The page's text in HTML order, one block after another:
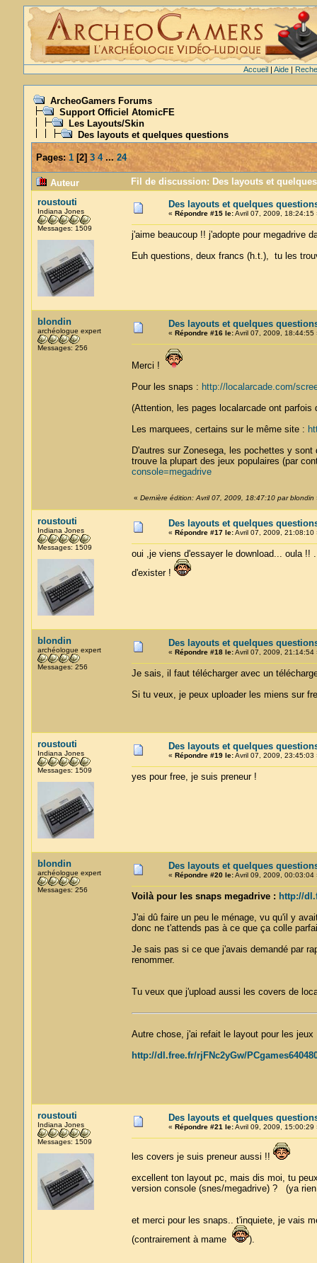
Accueil| Aide|
ArcheoGamers Forums
Support Officiel AtomicFE
Les Layouts/Skin
Des layouts et quelques questions
Pages: 1[2]3 4 ... 24
Auteur
Fil de discussion: Des layouts et
roustouti
Indiana Jones
Messages: 1509
Des layouts et quelques
« Répondre #15 le:Avril 07, 2009, 18:24:15
j'aime beaucoup !! j'adopte pour megadrive
Euh questions, deux francs (h.t.), tu les
blondin
archéologue expert
Messages: 256
Des layouts et quelques
« Répondre #16 le:Avril 07, 2009, 18:44:55
Merci !
Pour les snaps : http://localarcade.com/
(Attention, les pages localarcade ont
Les marquees, certains sur le même site :
D'autres sur Zonesega, les pochettes y
trouve la plupart des jeux populaires (par
console=megadrive
« Dernière édition: Avril 07, 2009, 18:47:10 par blondin
roustouti
Indiana Jones
Messages: 1509
Des layouts et quelques
« Répondre #17 le:Avril 07, 2009, 21:08:10
oui ,je viens d'essayer le download... oula
d'exister !
blondin
archéologue expert
Messages: 256
Des layouts et quelques
« Répondre #18 le:Avril 07, 2009, 21:14:54
Je sais, il faut télécharger avec un
Si tu veux, je peux uploader les miens sur
roustouti
Indiana Jones
Messages: 1509
Des layouts et quelques
« Répondre #19 le:Avril 07, 2009, 23:45:03
yes pour free, je suis preneur !
blondin
archéologue expert
Messages: 256
Des layouts et quelques
« Répondre #20 le:Avril 09, 2009, 00:03:04
Voilà pour les snaps megadrive : http://
J'ai dû faire un peu le ménage, vu qu'il y
donc ne t'attends pas à ce que ça colle
Je sais pas si ce que j'avais demandé par
renommer.
Tu veux que j'upload aussi les covers de
Autre chose, j'ai refait le layout pour les jeux
http://dl.free.fr/rjFNc2yGw/
roustouti
Indiana Jones
Messages: 1509
Des layouts et quelques
« Répondre #21 le:Avril 09, 2009, 15:00:29
les covers je suis preneur aussi !!
excellent ton layout pc, mais dis moi, tu
version console (snes/megadrive) ? (ya
et merci pour les snaps.. t'inquiete, je vais
(contrairement à mame
).